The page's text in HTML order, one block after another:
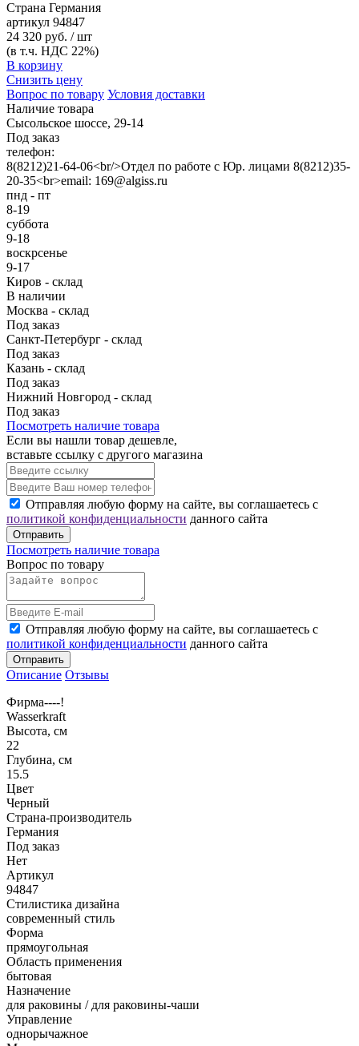
Страна Германия
артикул 94847
24 320 руб. / шт
(в т.ч. НДС 22%)
В корзину
Снизить цену
Вопрос по товару Условия доставки
Наличие товара
Сысольское шоссе, 29-14
Под заказ
телефон:
8(8212)21-64-06<br/>Отдел по работе с Юр. лицами 8(8212)35-
20-35<br>email: 169@algiss.ru
пнд - пт
8-19
суббота
9-18
воскрсенье
9-17
Киров - склад
В наличии
Москва - склад
Под заказ
Санкт-Петербург - склад
Под заказ
Казань - склад
Под заказ
Нижний Новгород - склад
Под заказ
Посмотреть наличие товара
Если вы нашли товар дешевле,
вставьте ссылку с другого магазина
Отправляя любую форму на сайте, вы соглашаетесь с
политикой конфиденциальности данного сайта
Отправить
Посмотреть наличие товара
Вопрос по товару
Отправляя любую форму на сайте, вы соглашаетесь с
политикой конфиденциальности данного сайта
Отправить
Описание Отзывы
Фирма----!
Wasserkraft
Высота, см
22
Глубина, см
15.5
Цвет
Черный
Страна-производитель
Германия
Под заказ
Нет
Артикул
94847
Стилистика дизайна
современный стиль
Форма
прямоугольная
Область применения
бытовая
Назначение
для раковины / для раковины-чаши
Управление
однорычажное